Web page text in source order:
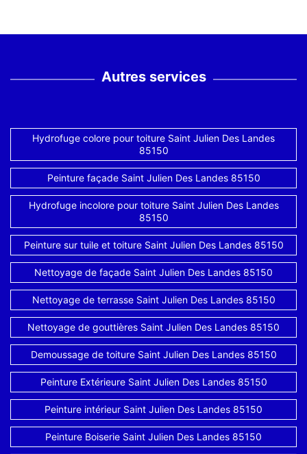
Autres services
Hydrofuge colore pour toiture Saint Julien Des Landes
85150
Peinture façade Saint Julien Des Landes 85150
Hydrofuge incolore pour toiture Saint Julien Des Landes
85150
Peinture sur tuile et toiture Saint Julien Des Landes 85150
Nettoyage de façade Saint Julien Des Landes 85150
Nettoyage de terrasse Saint Julien Des Landes 85150
Nettoyage de gouttières Saint Julien Des Landes 85150
Demoussage de toiture Saint Julien Des Landes 85150
Peinture Extérieure Saint Julien Des Landes 85150
Peinture intérieur Saint Julien Des Landes 85150
Peinture Boiserie Saint Julien Des Landes 85150